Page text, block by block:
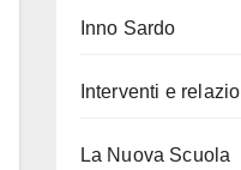
Inno Sardo
Interventi e
La Nuova Scuola